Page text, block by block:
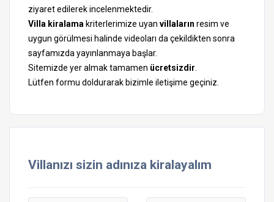
ziyaret edilerek incelenmektedir.
Villa kiralama kriterlerimize uyan villaların resim ve
uygun görülmesi halinde videoları da çekildikten sonra
sayfamızda yayınlanmaya başlar.
Sitemizde yer almak tamamen ücretsizdir
Lütfen formu doldurarak bizimle iletişime geçiniz.
Villanızı sizin adınıza kiralayalım